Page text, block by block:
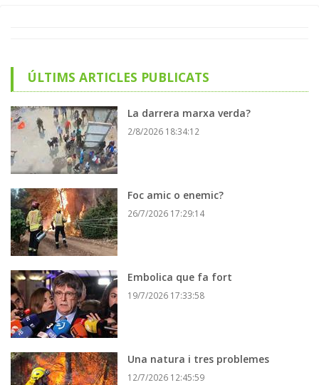
ÚLTIMS ARTICLES PUBLICATS
La darrera marxa verda?
2/8/2026 18:34:12
Foc amic o enemic?
26/7/2026 17:29:14
Embolica que fa fort
19/7/2026 17:33:58
Una natura i tres problemes
12/7/2026 12:45:59